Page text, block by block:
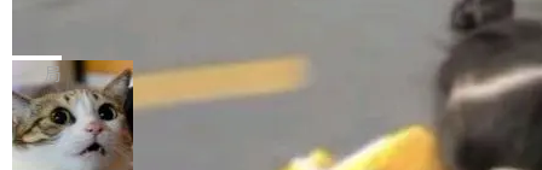
布，具体更新内容包括： feat(zero)：Zero 现
支持 --security superflag（token=...;whitelist
=...），与 Alpha 版本的格式一致，并据此对其
管理 HTTP 端点进行授权。 <blockquote> <p>
块钱的玩意儿——一根小竹签，一个竹筒，一头
系着涂了松香的线。甩起来，竹膜震动，发出“哇
——哇”的蝉鸣声。实物越来越难找了，有开发者
把它做成了 Web 玩具，放在 zhuzhiliao.imsai.c
局
30倍效率升级：解锁医学影像数据要素
价值化的真实路径
完成一例腹部CT影像标注，张医生过去需要约1